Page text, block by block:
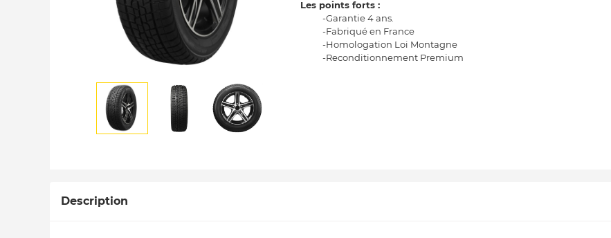
Les points forts :
-Garantie 4 ans.
-Fabriqué en France
-Homologation Loi Montagne
-Reconditionnement Premium
Description